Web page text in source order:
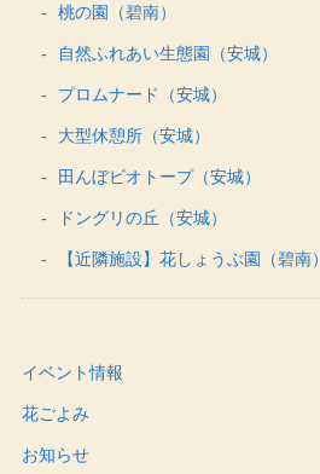
桃の園（碧南）
自然ふれあい生態園（安城）
プロムナード（安城）
大型休憩所（安城）
田んぼビオトープ（安城）
ドングリの丘（安城）
【近隣施設】花しょうぶ園（碧南）
イベント情報
花ごよみ
お知らせ